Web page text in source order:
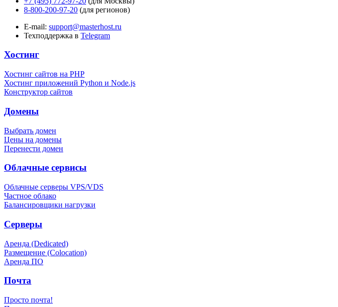
8-800-200-97-20 (для регионов)
E-mail: support@masterhost.ru
Техподдержка в Telegram
Хостинг
Хостинг сайтов на PHP
Хостинг приложений Python и Node.js
Конструктор сайтов
Домены
Выбрать домен
Цены на домены
Перенести домен
Облачные сервисы
Облачные серверы VPS/VDS
Частное облако
Балансировщики нагрузки
Серверы
Аренда (Dedicated)
Размещение (Colocation)
Аренда ПО
Почта
Просто почта!